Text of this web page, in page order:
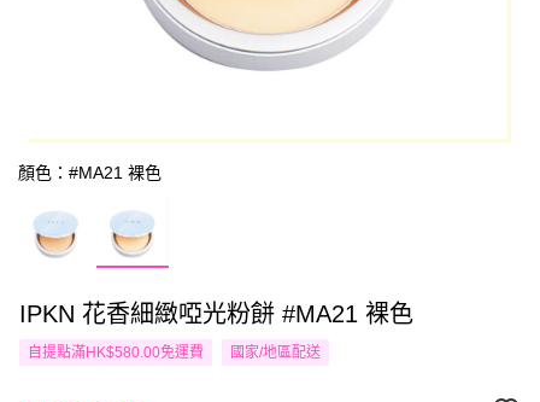
顏色：#MA21 裸色
IPKN 花香細緻啞光粉餅 #MA21 裸色
自提點滿HK$580.00免運費 國家/地區配送